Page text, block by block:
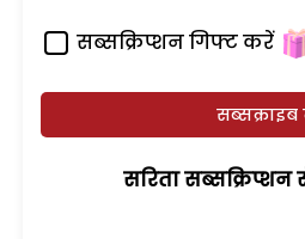
सब्सक्रिप्शन गिफ्ट करें
सरिता